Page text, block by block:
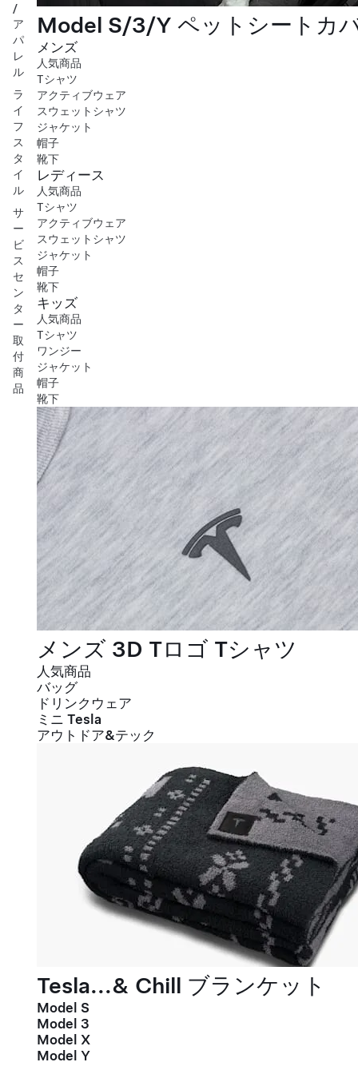
/
ア
パ
レ
ル
ラ
イ
フ
ス
タ
イ
ル
サ
ー
ビ
ス
セ
ン
タ
ー
取
付
商
品
Model S/3/Y ペットシートカ
メンズ
人気商品
Tシャツ
アクティブウェア
スウェットシャツ
ジャケット
帽子
靴下
レディース
人気商品
Tシャツ
アクティブウェア
スウェットシャツ
ジャケット
帽子
靴下
キッズ
人気商品
Tシャツ
ワンジー
ジャケット
帽子
靴下
メンズ 3D Tロゴ Tシャツ
人気商品
バッグ
ドリンクウェア
ミニ Tesla
アウトドア&テック
Tesla...& Chill ブランケット
Model S
Model 3
Model X
Model Y